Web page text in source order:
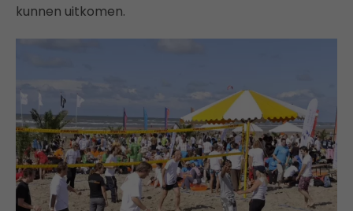
kunnen uitkomen.